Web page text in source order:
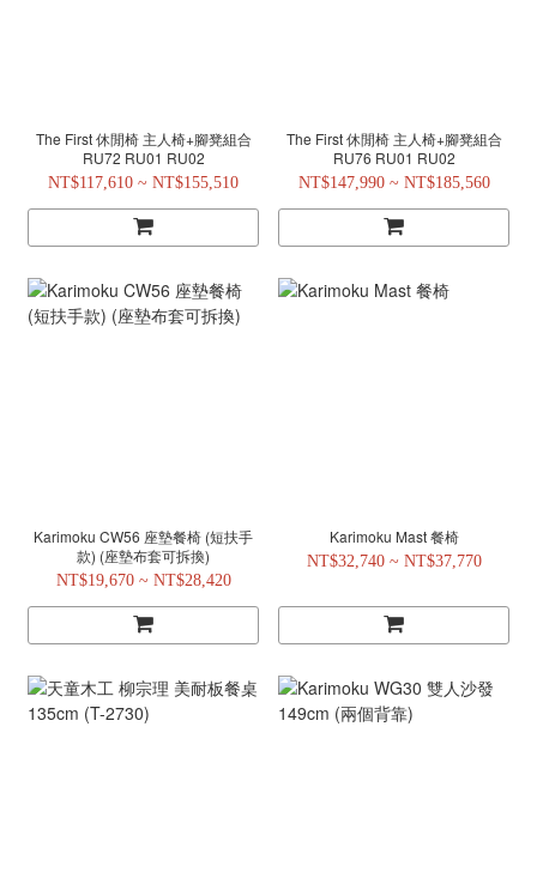
The First 休閒椅 主人椅+腳凳組合
RU72 RU01 RU02
NT$117,610 ~ NT$155,510
The First 休閒椅 主人椅+腳凳組合
RU76 RU01 RU02
NT$147,990 ~ NT$185,560
Karimoku CW56 座墊餐椅 (短扶手
款) (座墊布套可拆換)
NT$19,670 ~ NT$28,420
Karimoku Mast 餐椅
NT$32,740 ~ NT$37,770